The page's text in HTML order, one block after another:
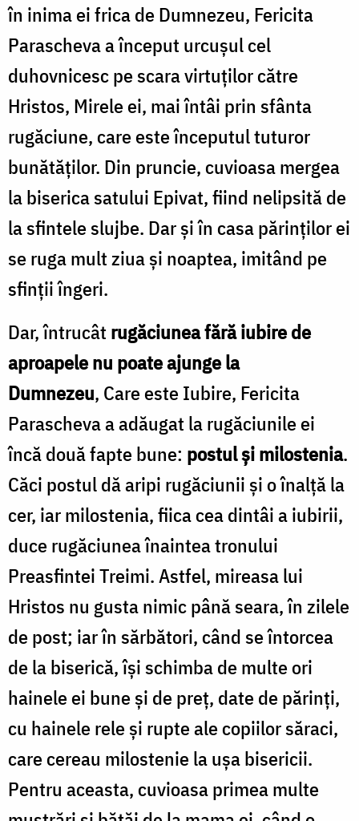
în inima ei frica de Dumnezeu, Fericita
Parascheva a început urcuşul cel
duhovnicesc pe scara virtuţilor către
Hristos, Mirele ei, mai întâi prin sfânta
rugăciune, care este începutul tuturor
bunătăţilor. Din pruncie, cuvioasa mergea
la biserica satului Epivat, fiind nelipsită de
la sfintele slujbe. Dar şi în casa părinţilor ei
se ruga mult ziua şi noaptea, imitând pe
sfinţii îngeri.
Dar, întrucât rugăciunea fără iubire de
aproapele nu poate ajunge la
Dumnezeu, Care este Iubire, Fericita
Parascheva a adăugat la rugăciunile ei
încă două fapte bune: postul şi milostenia.
Căci postul dă aripi rugăciunii şi o înalţă la
cer, iar milostenia, fiica cea dintâi a iubirii,
duce rugăciunea înaintea tronului
Preasfintei Treimi. Astfel, mireasa lui
Hristos nu gusta nimic până seara, în zilele
de post; iar în sărbători, când se întorcea
de la biserică, îşi schimba de multe ori
hainele ei bune şi de preţ, date de părinţi,
cu hainele rele şi rupte ale copiilor săraci,
care cereau milostenie la uşa bisericii.
Pentru aceasta, cuvioasa primea multe